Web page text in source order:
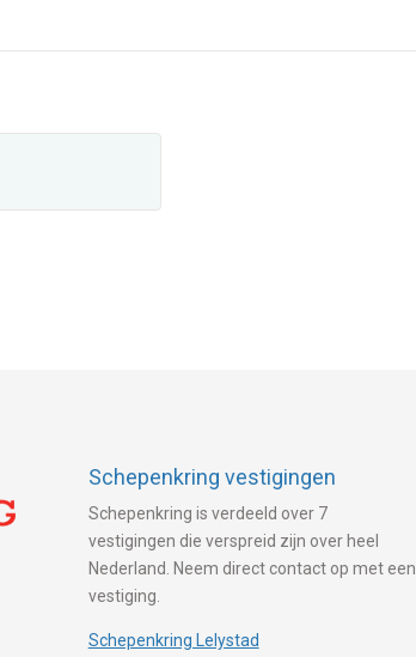
Schepenkring vestigingen
Schepenkring is verdeeld over 7
vestigingen die verspreid zijn over heel
Nederland. Neem direct contact op met een
vestiging.
Schepenkring Lelystad